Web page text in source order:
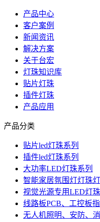
产品中心
客户案例
新闻资讯
解决方案
关于台宏
灯珠知识库
贴片灯珠
插件灯珠
产品应用
产品分类
贴片led灯珠系列
插件led灯珠系列
大功率LED灯珠系列
智能家居氛围灯灯珠
视觉光源专用LED灯
线路板PCB、工控板
无人机照明、安防、